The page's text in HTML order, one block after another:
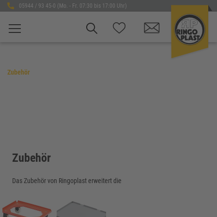
05944 / 93 45-0 (Mo. - Fr. 07:30 bis 17:00 Uhr)
Zubehör
Zubehör
Das Zubehör von Ringoplast erweitert die
sorgt für mehr Flexibilität, Sicherheit und Effizienz